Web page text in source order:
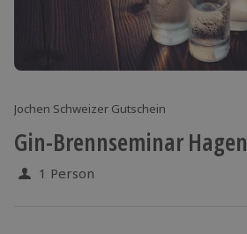
Jochen Schweizer Gutschein
Gin-Brennseminar Hagen
1 Person